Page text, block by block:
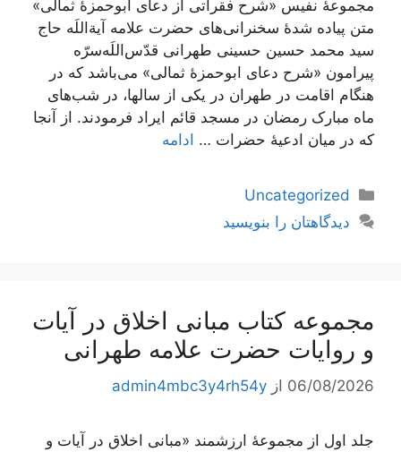
مجموعۀ نفیس «شرح فقراتی از دعای ابوحمزۀ ثمالی»
متن پیاده شدۀ سخنرانی‌های حضرت علامه آیة‌اللَه حاج
سید محمد حسین حسینی طهرانی قدّس‌اللَه‌سرّه
پیرامون «شرح دعای ابوحمزۀ ثمالی» می‌باشد که در
هنگام اقامت در طهران در یکی از سالها، در شب‌های
ماه مبارک رمضان در مسجد قائم ایراد فرمودند. از آنجا
که در میان ادعیۀ حضرات … ادامه
دسته‌ها
Uncategorized
دیدگاهتان را بنویسید
مجموعه کتاب مبانی اخلاق در آیات
و روایات حضرت علامه طهرانی
06/08/2026 از admin4mbc3y4rh54y
جلد اول از مجموعۀ ارزشمند «مبانی اخلاق در آیات و